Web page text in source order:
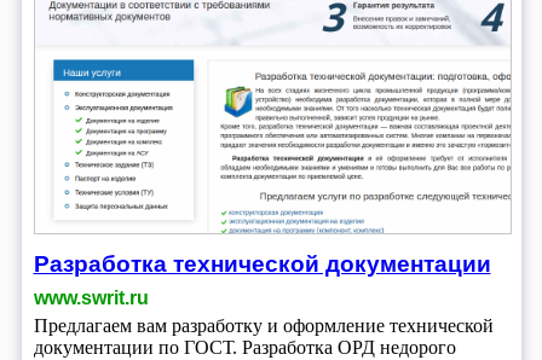
Разработка технической документации
www.swrit.ru
Предлагаем вам разработку и оформление технической
документации по ГОСТ. Разработка ОРД недорого